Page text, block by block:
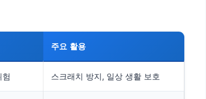
주요 활용
스크래치 방지, 일상 생활 보호